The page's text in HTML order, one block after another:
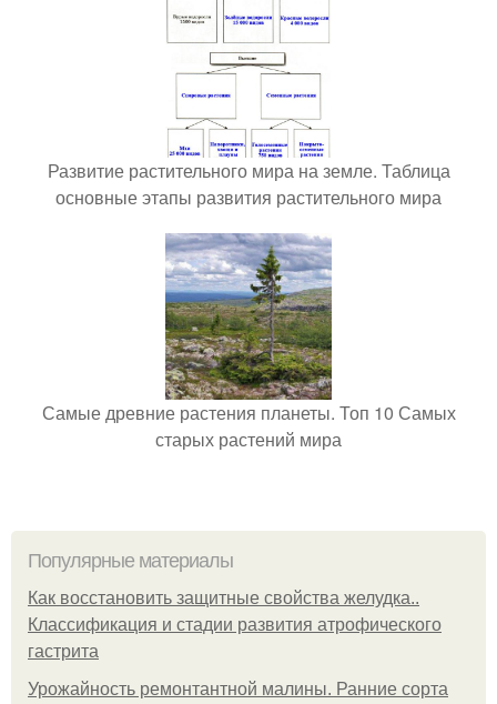
Развитие растительного мира на земле. Таблица
основные этапы развития растительного мира
Самые древние растения планеты. Топ 10 Самых
старых растений мира
Популярные материалы
Как восстановить защитные свойства желудка..
Классификация и стадии развития атрофического
гастрита
Урожайность ремонтантной малины. Ранние сорта